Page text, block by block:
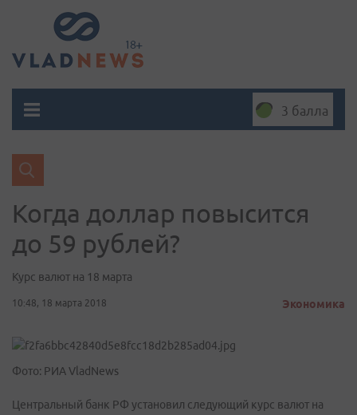
3 балла
Когда доллар повысится
до 59 рублей?
Курс валют на 18 марта
10:48, 18 марта 2018 Экономика
Фото: РИА VladNews
Центральный банк РФ установил следующий курс валют на